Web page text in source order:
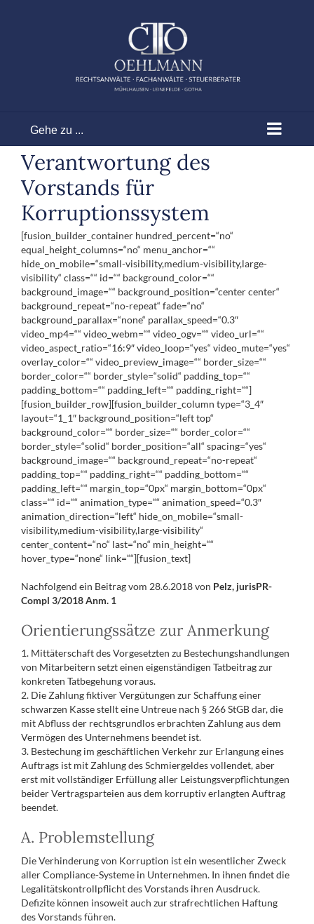
Gehe zu ...
Verantwortung des
Vorstands für
Korruptionssystem
[fusion_builder_container hundred_percent=“no“
equal_height_columns=“no“ menu_anchor=““
hide_on_mobile=“small-visibility,medium-visibility,large-
visibility“ class=““ id=““ background_color=““
background_image=““ background_position=“center center“
background_repeat=“no-repeat“ fade=“no“
background_parallax=“none“ parallax_speed=“0.3″
video_mp4=““ video_webm=““ video_ogv=““ video_url=““
video_aspect_ratio=“16:9″ video_loop=“yes“ video_mute=“yes“
overlay_color=““ video_preview_image=““ border_size=““
border_color=““ border_style=“solid“ padding_top=““
padding_bottom=““ padding_left=““ padding_right=““]
[fusion_builder_row][fusion_builder_column type=“3_4″
layout=“1_1″ background_position=“left top“
background_color=““ border_size=““ border_color=““
border_style=“solid“ border_position=“all“ spacing=“yes“
background_image=““ background_repeat=“no-repeat“
padding_top=““ padding_right=““ padding_bottom=““
padding_left=““ margin_top=“0px“ margin_bottom=“0px“
class=““ id=““ animation_type=““ animation_speed=“0.3″
animation_direction=“left“ hide_on_mobile=“small-
visibility,medium-visibility,large-visibility“
center_content=“no“ last=“no“ min_height=““
hover_type=“none“ link=““][fusion_text]
Nachfolgend ein Beitrag vom 28.6.2018 von Pelz, jurisPR-
Compl 3/2018 Anm. 1
Orientierungssätze zur Anmerkung
1. Mittäterschaft des Vorgesetzten zu Bestechungshandlungen
von Mitarbeitern setzt einen eigenständigen Tatbeitrag zur
konkreten Tatbegehung voraus.
2. Die Zahlung fiktiver Vergütungen zur Schaffung einer
schwarzen Kasse stellt eine Untreue nach § 266 StGB dar, die
mit Abfluss der rechtsgrundlos erbrachten Zahlung aus dem
Vermögen des Unternehmens beendet ist.
3. Bestechung im geschäftlichen Verkehr zur Erlangung eines
Auftrags ist mit Zahlung des Schmiergeldes vollendet, aber
erst mit vollständiger Erfüllung aller Leistungsverpflichtungen
beider Vertragsparteien aus dem korruptiv erlangten Auftrag
beendet.
A. Problemstellung
Die Verhinderung von Korruption ist ein wesentlicher Zweck
aller Compliance-Systeme in Unternehmen. In ihnen findet die
Legalitätskontrollpflicht des Vorstands ihren Ausdruck.
Defizite können insoweit auch zur strafrechtlichen Haftung
des Vorstands führen.